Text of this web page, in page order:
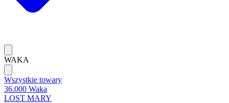
WAKA
Wszystkie towary
36.000 Waka
LOST MARY